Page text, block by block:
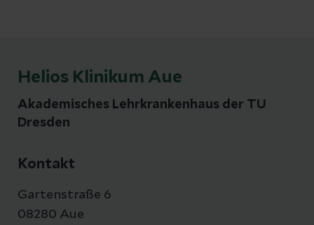
Helios Klinikum Aue
Akademisches Lehrkrankenhaus der TU
Dresden
Kontakt
Gartenstraße 6
08280 Aue